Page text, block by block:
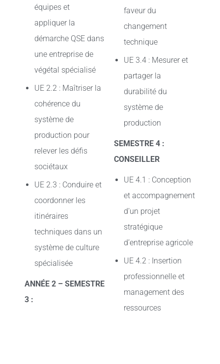
équipes et
appliquer la
démarche QSE dans
une entreprise de
végétal spécialisé
UE 2.2 : Maîtriser la
cohérence du
système de
production pour
relever les défis
sociétaux
UE 2.3 : Conduire et
coordonner les
itinéraires
techniques dans un
système de culture
spécialisée
ANNÉE 2 – SEMESTRE
3 :
faveur du
changement
technique
UE 3.4 : Mesurer et
partager la
durabilité du
système de
production
SEMESTRE 4 :
CONSEILLER
UE 4.1 : Conception
et accompagnement
d’un projet
stratégique
d’entreprise agricole
UE 4.2 : Insertion
professionnelle et
management des
ressources